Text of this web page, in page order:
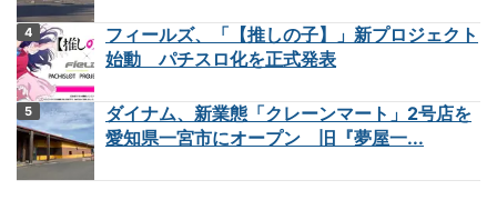
フィールズ、「【推しの子】」新プロジェクト
始動 パチスロ化を正式発表
ダイナム、新業態「クレーンマート」2号店を
愛知県一宮市にオープン 旧『夢屋一...